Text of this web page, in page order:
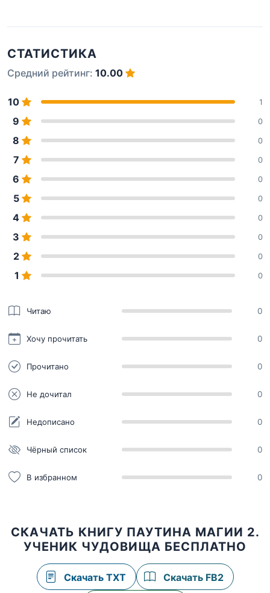
СТАТИСТИКА
Средний рейтинг: 10.00
10 1
9 0
8 0
7 0
6 0
5 0
4 0
3 0
2 0
1 0
Читаю 0
Хочу прочитать 0
Прочитано 0
Не дочитал 0
Недописано 0
Чёрный список 0
В избранном 0
СКАЧАТЬ КНИГУ ПАУТИНА МАГИИ 2.
УЧЕНИК ЧУДОВИЩА БЕСПЛАТНО
Скачать TXT Скачать FB2